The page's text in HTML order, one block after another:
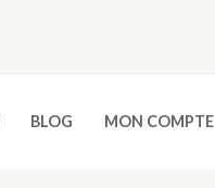
BLOG MON COMPTE